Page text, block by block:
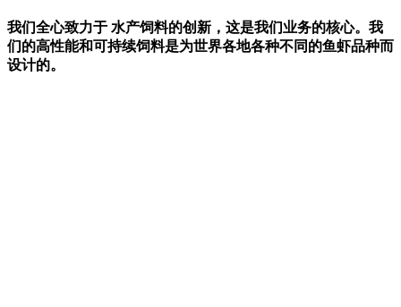
我们全心致力于 水产饲料的创新，这是我们业务的核心。我
们的高性能和可持续饲料是为世界各地各种不同的鱼虾品种而
设计的。